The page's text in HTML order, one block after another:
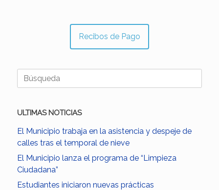
Recibos de Pago
Buscar:
ULTIMAS NOTICIAS
El Municipio trabaja en la asistencia y despeje de
calles tras el temporal de nieve
El Municipio lanza el programa de “Limpieza
Ciudadana”
Estudiantes iniciaron nuevas prácticas